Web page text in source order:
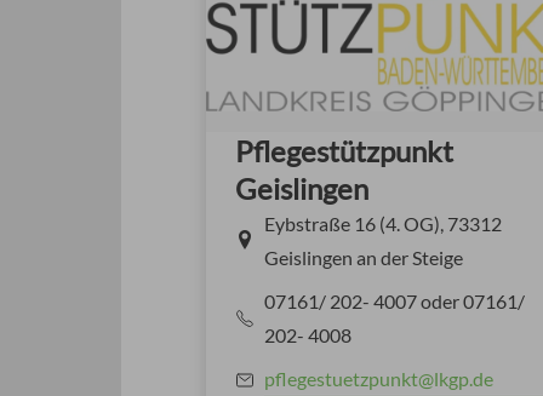
Pflegestützpunkt
Geislingen
Eybstraße 16 (4. OG), 73312
Geislingen an der Steige
07161/ 202- 4007 oder 07161/
202- 4008
pflegestuetzpunkt@lkgp.de